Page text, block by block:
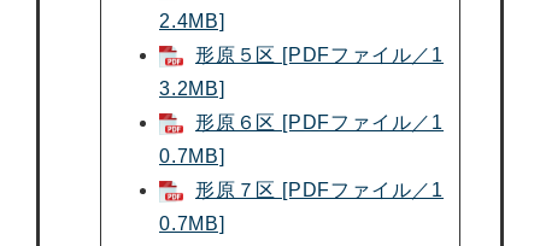
2.4MB]
形原５区 [PDFファイル／1
3.2MB]
形原６区 [PDFファイル／1
0.7MB]
形原７区 [PDFファイル／1
0.7MB]